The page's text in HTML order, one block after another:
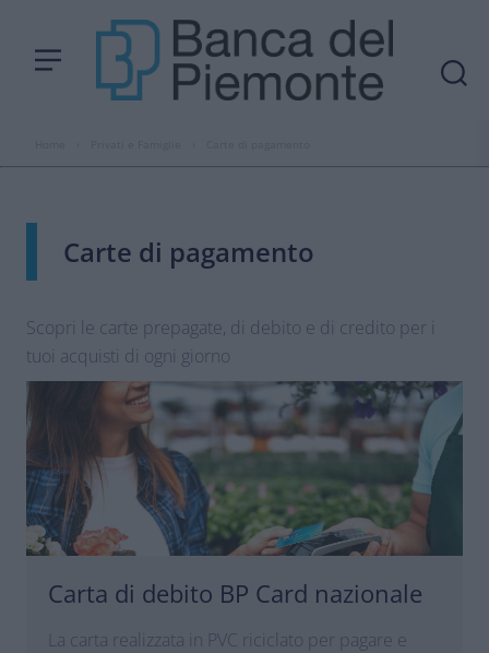
Carte di pagamento
Scopri le carte prepagate, di debito e di credito per i
tuoi acquisti di ogni giorno
Carta di debito BP Card nazionale
La carta realizzata in PVC riciclato per pagare e